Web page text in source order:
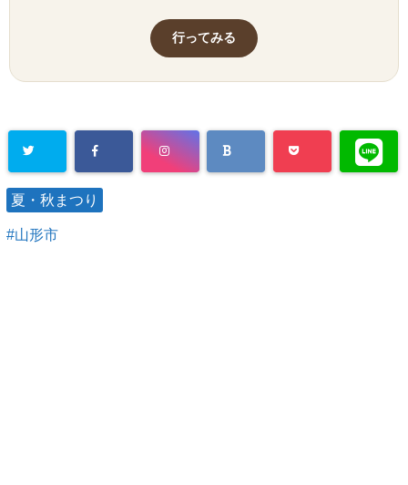
行ってみる
夏・秋まつり
山形市